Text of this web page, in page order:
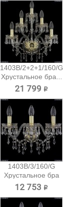
1403B/2+2+1/160/G
Хрустальное бра...
21 799 ₽
1403B/3/160/G
Хрустальное бра
Bohemia...
12 753 ₽